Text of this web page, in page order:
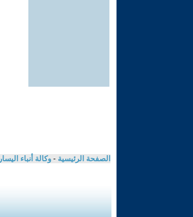
الصفحة الرئيسية - وكالة أنباء اليسار